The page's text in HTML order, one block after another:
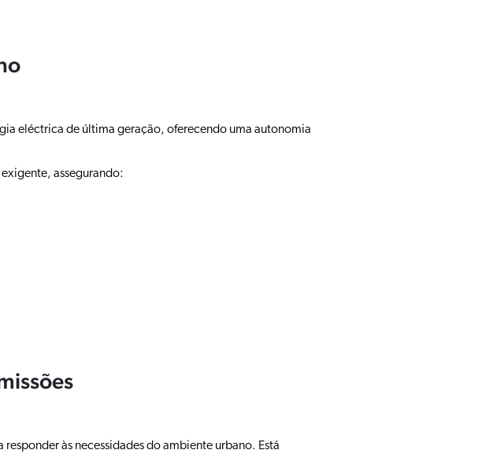
eléctrica de última geração, oferecendo uma autonomia
assegurando:
às necessidades do ambiente urbano. Está